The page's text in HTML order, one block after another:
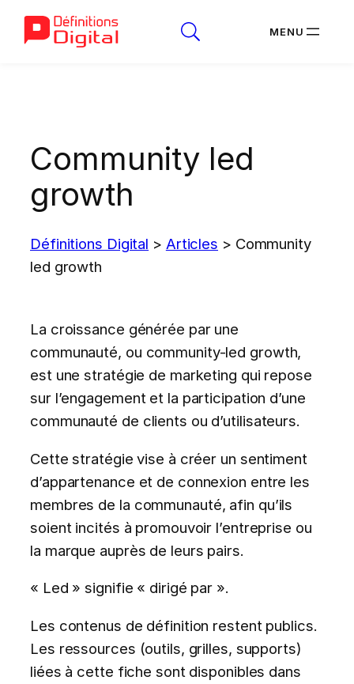
Community led
growth
Définitions Digital > Articles > Community
led growth
La croissance générée par une
communauté, ou community-led growth,
est une stratégie de marketing qui repose
sur l’engagement et la participation d’une
communauté de clients ou d’utilisateurs.
Cette stratégie vise à créer un sentiment
d’appartenance et de connexion entre les
membres de la communauté, afin qu’ils
soient incités à promouvoir l’entreprise ou
la marque auprès de leurs pairs.
« Led » signifie « dirigé par ».
Les contenus de définition restent publics.
Les ressources (outils, grilles, supports)
liées à cette fiche sont disponibles dans